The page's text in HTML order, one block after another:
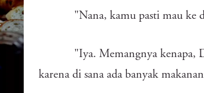
"Nana, kamu pasti mau ke
"Iya. Memangnya kenapa,
karena di sana ada banyak